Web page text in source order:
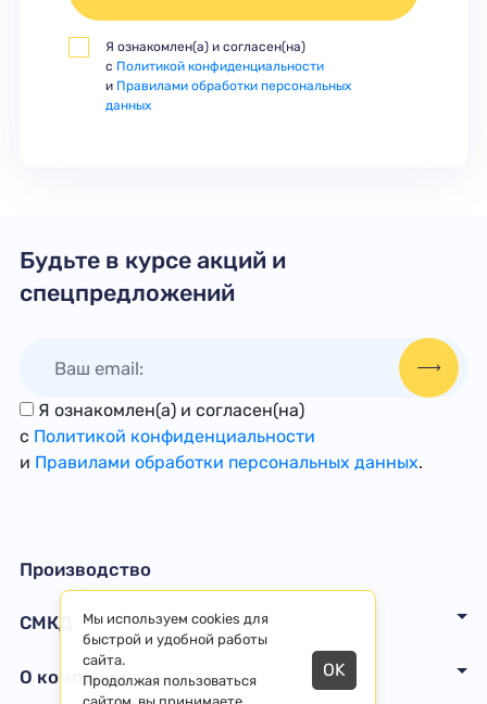
Я ознакомлен(а) и согласен(на)
с Политикой конфиденциальности
и Правилами обработки персональных
данных
Будьте в курсе акций и
спецпредложений
Я ознакомлен(а) и согласен(на)
с Политикой конфиденциальности
и Правилами обработки персональных данных.
Производство
СМКД
О компании
Мы используем cookies для
быстрой и удобной работы
сайта.
Продолжая пользоваться
OK